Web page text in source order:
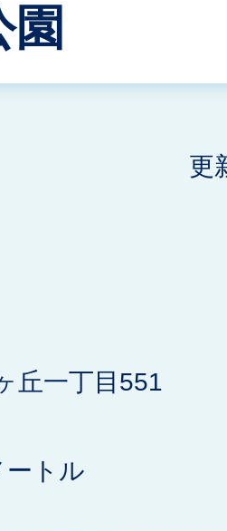
園
更
丘一丁目551
ートル